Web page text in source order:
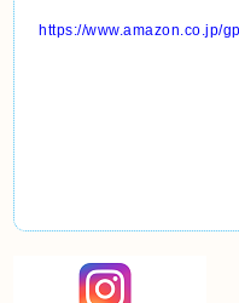
https://www.amazon.co.jp/